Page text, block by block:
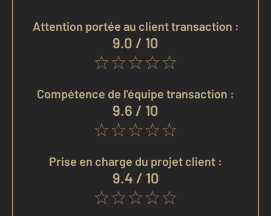
Attention portée au client transaction :
9.0 / 10
Compétence de l'équipe transaction :
9.6 / 10
Prise en charge du projet client :
9.4 / 10